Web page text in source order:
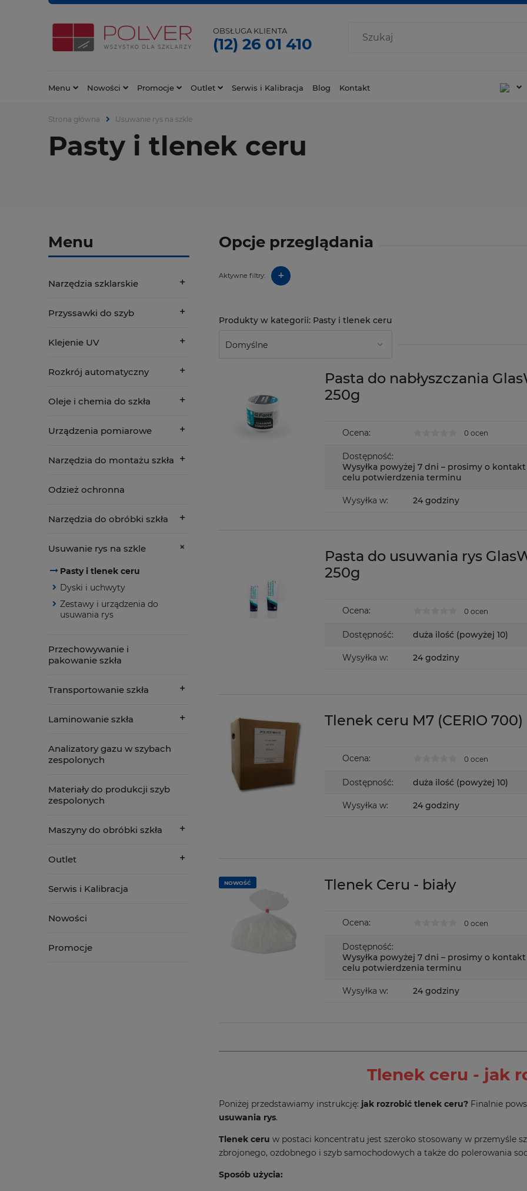
OBSŁUGA KLIENTA
(12) 26 01 410
Menu Nowości Promocje Outlet Serwis i Kalibracja Blog Kontakt
Strona główna Usuwanie rys na szkle
Pasty i tlenek ceru
Menu
Narzędzia szklarskie
Przyssawki do szyb
Klejenie UV
Rozkrój automatyczny
Oleje i chemia do szkła
Urządzenia pomiarowe
Narzędzia do montażu szkła
Odzież ochronna
Narzędzia do obróbki szkła
Usuwanie rys na szkle
Pasty i tlenek ceru
Dyski i uchwyty
Zestawy i urządzenia do
usuwania rys
Przechowywanie i
pakowanie szkła
Transportowanie szkła
Laminowanie szkła
Analizatory gazu w szybach
zespolonych
Materiały do produkcji szyb
zespolonych
Maszyny do obróbki szkła
Outlet
Serwis i Kalibracja
Nowości
Promocje
Opcje przeglądania
Aktywne filtry: +
Pasty i tlenek ceru
Pasta do nabłyszczania
250g
Ocena: 0 ocen
Dostępność:
Wysyłka powyżej 7 dni – prosimy o
celu potwierdzenia terminu
Wysyłka w: 24 godziny
Pasta do usuwania rys
250g
Ocena: 0 ocen
Dostępność: duża ilość (powyżej 10)
Wysyłka w: 24 godziny
Tlenek ceru M7 (CERIO 700)
Ocena: 0 ocen
Dostępność: duża ilość (powyżej 10)
Wysyłka w: 24 godziny
Tlenek Ceru - biały
Ocena: 0 ocen
Dostępność:
Wysyłka powyżej 7 dni – prosimy o
celu potwierdzenia terminu
Wysyłka w: 24 godziny
NOWOŚĆ
Tlenek ceru - jak
Poniżej przedstawiamy instrukcję: jak rozrobić tlenek ceru? Finalnie
usuwania rys.
Tlenek ceru w postaci koncentratu jest szeroko stosowany w przemyśle
zbrojonego, ozdobnego i szyb samochodowych a także do polerowania
Sposób użycia: